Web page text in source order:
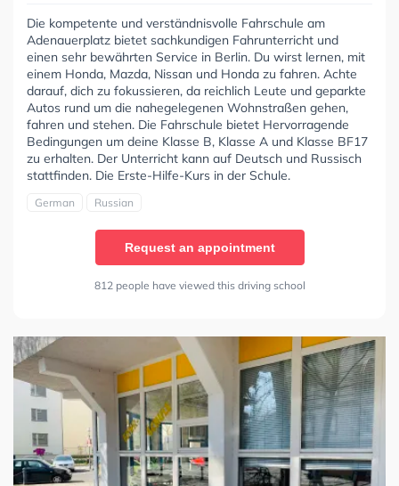
Die kompetente und verständnisvolle Fahrschule am
Adenauerplatz bietet sachkundigen Fahrunterricht und
einen sehr bewährten Service in Berlin. Du wirst lernen, mit
einem Honda, Mazda, Nissan und Honda zu fahren. Achte
darauf, dich zu fokussieren, da reichlich Leute und geparkte
Autos rund um die nahegelegenen Wohnstraßen gehen,
fahren und stehen. Die Fahrschule bietet Hervorragende
Bedingungen um deine Klasse B, Klasse A und Klasse BF17
zu erhalten. Der Unterricht kann auf Deutsch und Russisch
stattfinden. Die Erste-Hilfe-Kurs in der Schule.
German Russian
Request an appointment
812 people have viewed this driving school